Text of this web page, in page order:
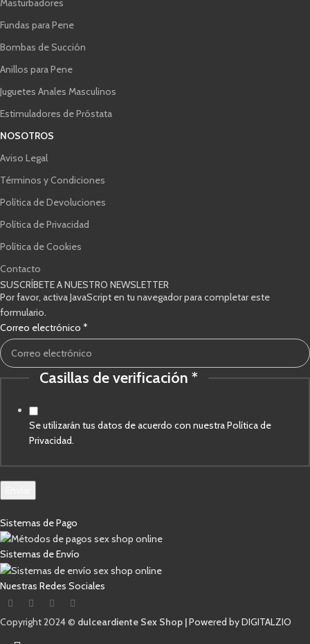
Masturbadores
Fundas para Pene
Bombas de Succión
Anillos para Pene
Juguetes Anales Masculinos
Estimuladores de Próstata
NOSOTROS
Aviso Legal
Términos y Condiciones
Política de Devoluciones
Política de Privacidad
Política de Cookies
Contacto
SUSCRÍBETE A NUESTRO NEWSLETTER
Por favor, activa JavaScript en tu navegador para completar este
formulario.
Correo electrónico *
de
verificación
Casillas de verificación *
Se utilizarán tus datos de acuerdo con nuestra Política de
Privacidad.
Sistemas de Pago
Sistemas de Envío
Nuestras Redes Sociales
Copyright 2024 © dulceardiente Sex Shop |Powered by DIGITALZIO